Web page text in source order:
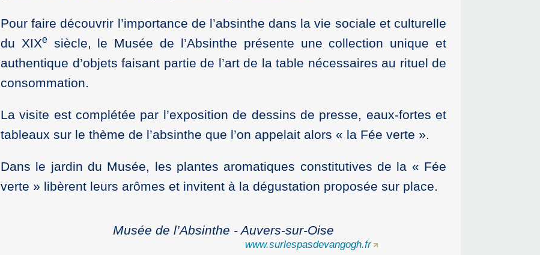
Pour faire découvrir l’importance de l’absinthe dans la vie sociale et culturelle
du XIXesiècle, le Musée de l’Absinthe présente une collection unique et
authentique d’objets faisant partie de l’art de la table nécessaires au rituel de
consommation.
La visite est complétée par l’exposition de dessins de presse, eaux-fortes et
tableaux sur le thème de l’absinthe que l’on appelait alors « la Fée verte ».
Dans le jardin du Musée, les plantes aromatiques constitutives de la « Fée
verte » libèrent leurs arômes et invitent à la dégustation proposée sur place.
Musée de l’Absinthe - Auvers-sur-Oise
www.surlespasdevangogh.fr